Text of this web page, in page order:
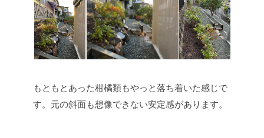
もともとあった柑橘類もやっと落ち着いた感じで
す。元の斜面も想像できない安定感があります。